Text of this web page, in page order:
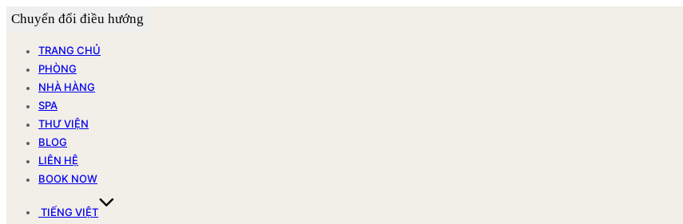
Chuyển đổi điều hướng
TRANG CHỦ
PHÒNG
NHÀ HÀNG
SPA
THƯ VIỆN
BLOG
LIÊN HỆ
BOOK NOW
TIẾNG VIỆT